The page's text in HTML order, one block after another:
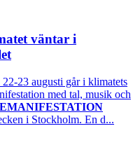
väntar i
23 augusti går i klimatets
med tal, musik och
i Stockholm. En d...